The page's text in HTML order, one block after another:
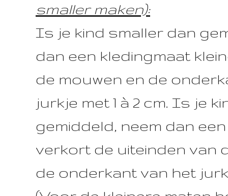
smaller maken):
Is je kind smaller dan
dan een kledingmaat
de mouwen en de
jurkje met 1 à 2 cm Is je
gemiddeld, neem dan
verkort de uiteinden van
de onderkant van het